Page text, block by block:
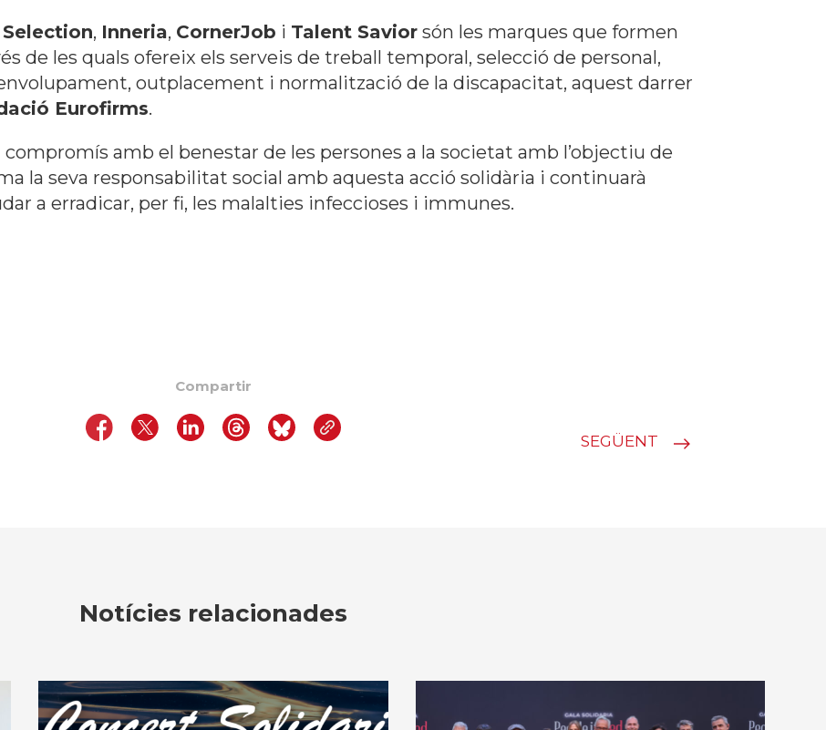
Selection, Inneria, CornerJob i Talent Savior són les marques que formen
de les quals ofereix els serveis de treball temporal, selecció de personal,
outplacement i normalització de la discapacitat, aquest darrer
Eurofirms.
amb el benestar de les persones a la societat amb l’objectiu de
la seva responsabilitat social amb aquesta acció solidària i continuarà
a erradicar, per fi, les malalties infeccioses i immunes.
Compartir
SEGÜENT
Notícies relacionades